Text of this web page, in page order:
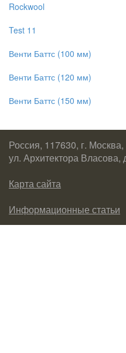
Rockwool
Test 11
Венти Баттс (100 мм)
Венти Баттс (120 мм)
Венти Баттс (150 мм)
Россия, 117630, г. Москва,
ул. Архитектора
Карта сайта
Информационные статьи